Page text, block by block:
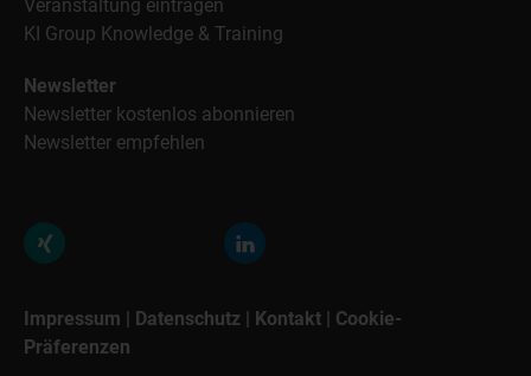
Veranstaltung eintragen
KI Group Knowledge & Training
Newsletter
Newsletter kostenlos abonnieren
Newsletter empfehlen
Impressum | Datenschutz | Kontakt | Cookie-
Präferenzen